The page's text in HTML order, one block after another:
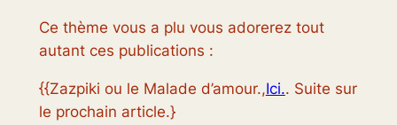
Ce thème vous a plu vous adorerez tout
autant ces publications :
{{Zazpiki ou le Malade d’amour.,Ici.. Suite sur
le prochain article.}